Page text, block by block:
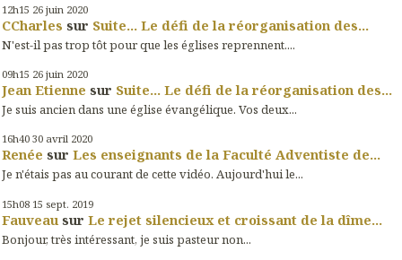
12h15 26 juin 2020
CCharles sur Suite... Le défi de la réorganisation des...
N'est-il pas trop tôt pour que les églises reprennent....
09h15 26 juin 2020
Jean Etienne sur Suite... Le défi de la réorganisation des...
Je suis ancien dans une église évangélique. Vos deux...
16h40 30 avril 2020
Renée sur Les enseignants de la Faculté Adventiste de...
Je n'étais pas au courant de cette vidéo. Aujourd'hui le...
15h08 15 sept. 2019
Fauveau sur Le rejet silencieux et croissant de la dîme...
Bonjour, très intéressant, je suis pasteur non...